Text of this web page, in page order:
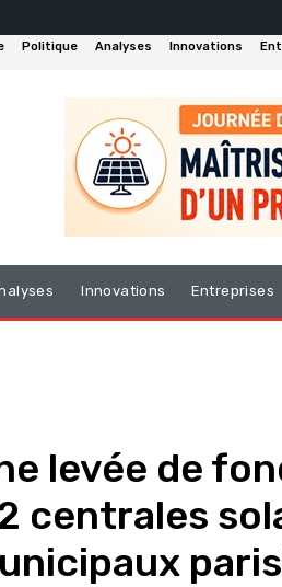
Politique Analyses Innovations
Innovations Entreprises
levée de
centrales